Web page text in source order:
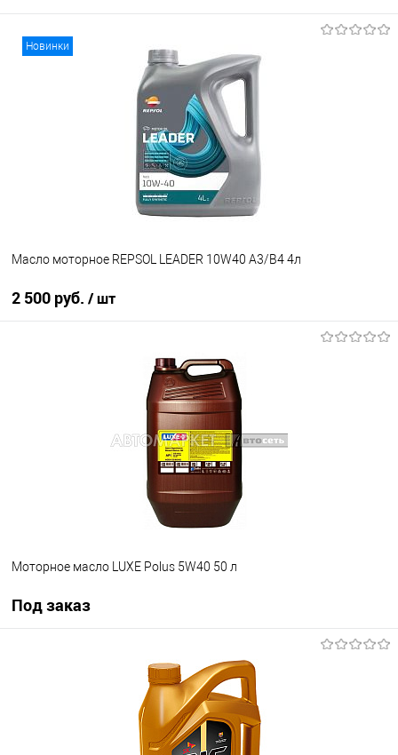
Недоступно
Новинки
Масло моторное REPSOL LEADER 10W40 A3/B4 4л
2 500 руб. / шт
В наличии
Моторное масло LUXE Polus 5W40 50 л
Под заказ
Под заказ
Недоступно